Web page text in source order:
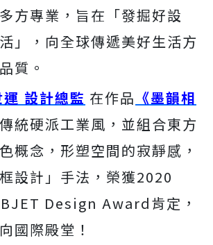
方專業，旨在「發掘好設
」，向全球傳遞美好生活方
質。
設計總監 在作品 《墨韻相
統硬派工業風，並組合東方
概念，形塑空間的寂靜感，
設計」手法，榮獲2020
Design Award肯定，
國際殿堂！